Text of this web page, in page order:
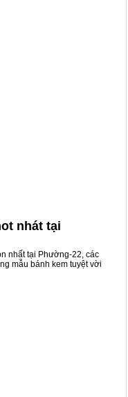
nhát tại
nhất tại Phường-22, các
mẫu bánh kem tuyệt vời